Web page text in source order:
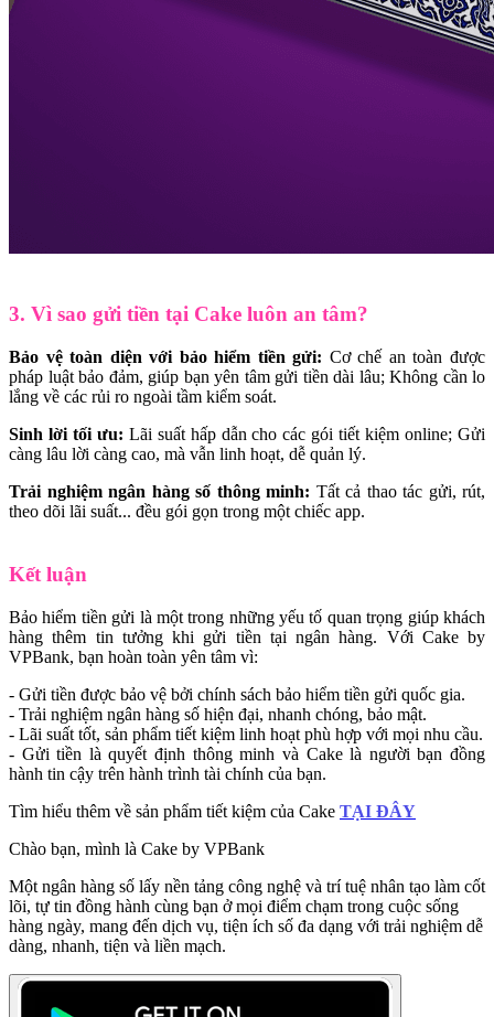
3. Vì sao gửi tiền tại Cake luôn an tâm?
Bảo vệ toàn diện với bảo hiểm tiền gửi: Cơ chế an toàn được
pháp luật bảo đảm, giúp bạn yên tâm gửi tiền dài lâu; Không cần lo
lắng về các rủi ro ngoài tầm kiểm soát.
Sinh lời tối ưu: Lãi suất hấp dẫn cho các gói tiết kiệm online; Gửi
càng lâu lời càng cao, mà vẫn linh hoạt, dễ quản lý.
Trải nghiệm ngân hàng số thông minh: Tất cả thao tác gửi, rút,
theo dõi lãi suất... đều gói gọn trong một chiếc app.
Kết luận
Bảo hiểm tiền gửi là một trong những yếu tố quan trọng giúp khách
hàng thêm tin tưởng khi gửi tiền tại ngân hàng. Với Cake by
VPBank, bạn hoàn toàn yên tâm vì:
- Gửi tiền được bảo vệ bởi chính sách bảo hiểm tiền gửi quốc gia.
- Trải nghiệm ngân hàng số hiện đại, nhanh chóng, bảo mật.
- Lãi suất tốt, sản phẩm tiết kiệm linh hoạt phù hợp với mọi nhu cầu.
- Gửi tiền là quyết định thông minh và Cake là người bạn đồng
hành tin cậy trên hành trình tài chính của bạn.
Tìm hiểu thêm về sản phẩm tiết kiệm của Cake TẠI ĐÂY
Chào bạn, mình là Cake by VPBank
Một ngân hàng số lấy nền tảng công nghệ và trí tuệ nhân tạo làm cốt
lõi, tự tin đồng hành cùng bạn ở mọi điểm chạm trong cuộc sống
hàng ngày, mang đến dịch vụ, tiện ích số đa dạng với trải nghiệm dễ
dàng, nhanh, tiện và liền mạch.